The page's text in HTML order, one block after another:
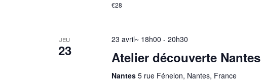
€28
JEU
23
23 avril~ 18h00 - 20h30
Atelier découverte Nantes
Nantes 5 rue Fénelon, Nantes, France